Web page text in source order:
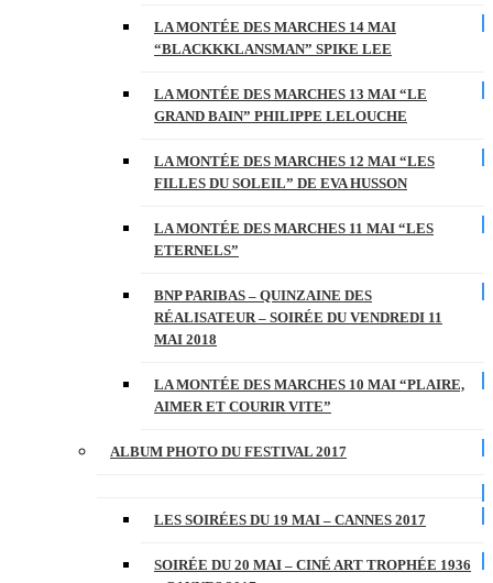
LA MONTÉE DES MARCHES 14 MAI
“BLACKKKLANSMAN” SPIKE LEE
LA MONTÉE DES MARCHES 13 MAI “LE
GRAND BAIN” PHILIPPE LELOUCHE
LA MONTÉE DES MARCHES 12 MAI “LES
FILLES DU SOLEIL” DE EVA HUSSON
LA MONTÉE DES MARCHES 11 MAI “LES
ETERNELS”
BNP PARIBAS – QUINZAINE DES
RÉALISATEUR – SOIRÉE DU VENDREDI 11
MAI 2018
LA MONTÉE DES MARCHES 10 MAI “PLAIRE,
AIMER ET COURIR VITE”
ALBUM PHOTO DU FESTIVAL 2017
LES SOIRÉES DU 19 MAI – CANNES 2017
SOIRÉE DU 20 MAI – CINÉ ART TROPHÉE 1936